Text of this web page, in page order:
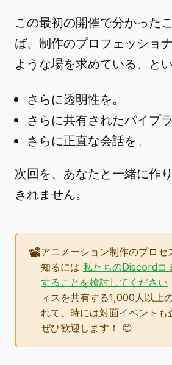
この最初の開催で分かった
ば、制作のプロフェッショ
ような場を求めている、と
さらに透明性を。
さらに共有されたパイプラ
さらに正直な会話を。
次回を、あなたと一緒に作
きれません。
📽️アニメーション制作のプロセ
知るには 私たちのDiscordコ
することを検討してください
ィスを共有する1,000人以上
れて、時には対面イベントも
ぜひ歓迎します！ 😊